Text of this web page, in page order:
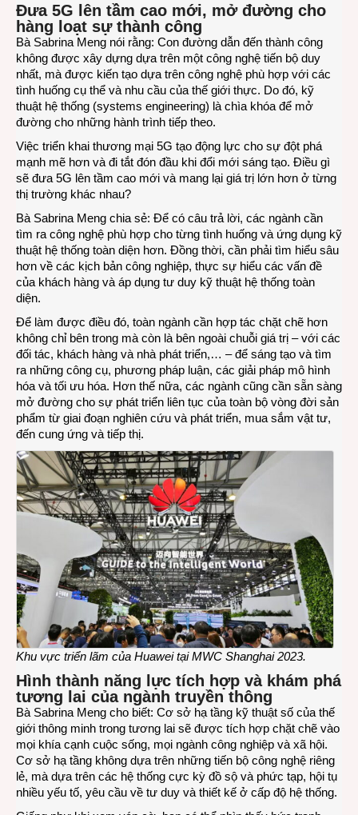
Đưa 5G lên tầm cao mới, mở đường cho
hàng loạt sự thành công
Bà Sabrina Meng nói rằng: Con đường dẫn đến thành công
không được xây dựng dựa trên một công nghệ tiến bộ duy
nhất, mà được kiến tạo dựa trên công nghệ phù hợp với các
tình huống cụ thể và nhu cầu của thế giới thực. Do đó, kỹ
thuật hệ thống (systems engineering) là chìa khóa để mở
đường cho những hành trình tiếp theo.
Việc triển khai thương mại 5G tạo động lực cho sự đột phá
mạnh mẽ hơn và đi tắt đón đầu khi đổi mới sáng tạo. Điều gì
sẽ đưa 5G lên tầm cao mới và mang lại giá trị lớn hơn ở từng
thị trường khác nhau?
Bà Sabrina Meng chia sẻ: Để có câu trả lời, các ngành cần
tìm ra công nghệ phù hợp cho từng tình huống và ứng dụng kỹ
thuật hệ thống toàn diện hơn. Đồng thời, cần phải tìm hiểu sâu
hơn về các kịch bản công nghiệp, thực sự hiểu các vấn đề
của khách hàng và áp dụng tư duy kỹ thuật hệ thống toàn
diện.
Để làm được điều đó, toàn ngành cần hợp tác chặt chẽ hơn
không chỉ bên trong mà còn là bên ngoài chuỗi giá trị – với các
đối tác, khách hàng và nhà phát triển,… – để sáng tạo và tìm
ra những công cụ, phương pháp luận, các giải pháp mô hình
hóa và tối ưu hóa. Hơn thế nữa, các ngành cũng cần sẵn sàng
mở đường cho sự phát triển liên tục của toàn bộ vòng đời sản
phẩm từ giai đoạn nghiên cứu và phát triển, mua sắm vật tư,
đến cung ứng và tiếp thị.
Khu vực triển lãm của Huawei tại MWC Shanghai 2023.
Hình thành năng lực tích hợp và khám phá
tương lai của ngành truyền thông
Bà Sabrina Meng cho biết: Cơ sở hạ tầng kỹ thuật số của thế
giới thông minh trong tương lai sẽ được tích hợp chặt chẽ vào
mọi khía cạnh cuộc sống, mọi ngành công nghiệp và xã hội.
Cơ sở hạ tầng không dựa trên những tiến bộ công nghệ riêng
lẻ, mà dựa trên các hệ thống cực kỳ đồ sộ và phức tạp, hội tụ
nhiều yếu tố, yêu cầu về tư duy và thiết kế ở cấp độ hệ thống.